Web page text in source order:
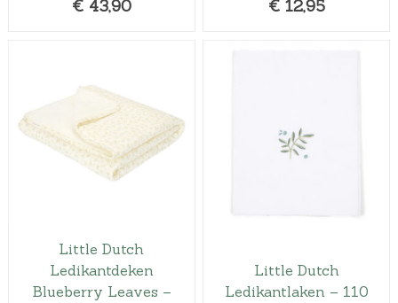
€ 43,90 € 12,95
Little Dutch
Ledikantdeken
Blueberry Leaves –
Little Dutch
Ledikantlaken – 110